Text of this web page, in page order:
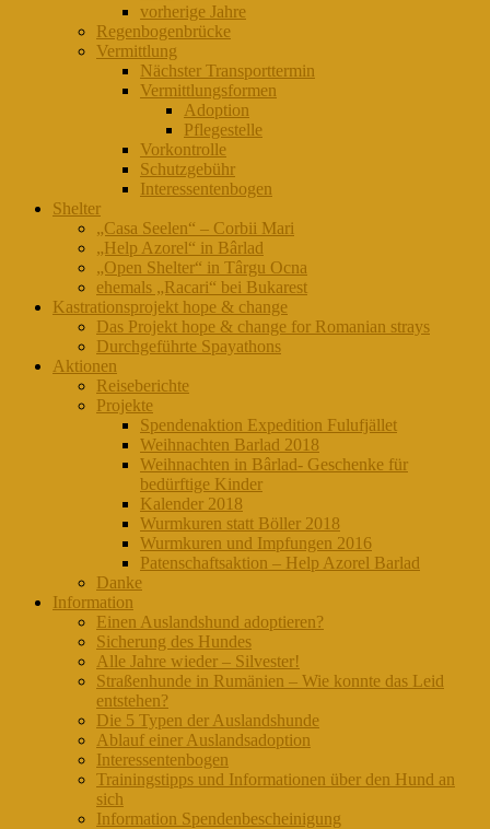
vorherige Jahre
Regenbogenbrücke
Vermittlung
Nächster Transporttermin
Vermittlungsformen
Adoption
Pflegestelle
Vorkontrolle
Schutzgebühr
Interessentenbogen
Shelter
„Casa Seelen“ – Corbii Mari
„Help Azorel“ in Bârlad
„Open Shelter“ in Târgu Ocna
ehemals „Racari“ bei Bukarest
Kastrationsprojekt hope & change
Das Projekt hope & change for Romanian strays
Durchgeführte Spayathons
Aktionen
Reiseberichte
Projekte
Spendenaktion Expedition Fulufjället
Weihnachten Barlad 2018
Weihnachten in Bârlad- Geschenke für
bedürftige Kinder
Kalender 2018
Wurmkuren statt Böller 2018
Wurmkuren und Impfungen 2016
Patenschaftsaktion – Help Azorel Barlad
Danke
Information
Einen Auslandshund adoptieren?
Sicherung des Hundes
Alle Jahre wieder – Silvester!
Straßenhunde in Rumänien – Wie konnte das Leid
entstehen?
Die 5 Typen der Auslandshunde
Ablauf einer Auslandsadoption
Interessentenbogen
Trainingstipps und Informationen über den Hund an
sich
Information Spendenbescheinigung